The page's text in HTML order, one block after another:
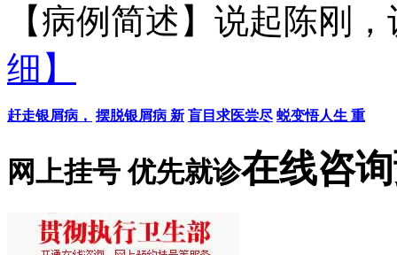
【病例简述】说起陈刚
细】
赶走银屑病， 摆脱银屑病 新 盲目求医尝尽 蜕变悟人生 重
网上挂号 优先就诊在线咨